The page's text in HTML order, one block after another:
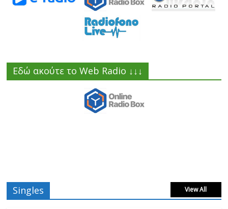
Εδώ ακούτε το Web Radio ↓↓↓
Singles View All